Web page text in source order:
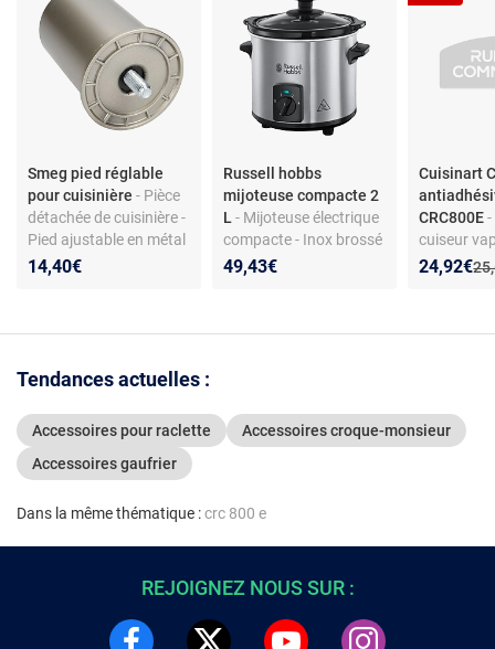
Smeg pied réglable
pour cuisinière - Pièce
détachée de cuisinière -
Pied ajustable en métal
- Finition inox -
14,40€
Russell hobbs
mijoteuse compacte 2
L- Mijoteuse électrique
compacte - Inox brossé
- 145 W - Cuve
49,43€
Cuisinart
CRC800E
cuiseur
riz/pâtes -
Nouveau
24,92€
Tendances actuelles :
Accessoires pour raclette
Accessoires croque-monsieur
Accessoires gaufrier
Dans la même thématique :crc 800 e
REJOIGNEZ NOUS SUR :